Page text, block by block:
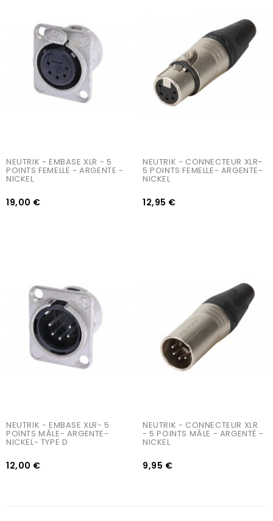
NEUTRIK - EMBASE XLR - 5
POINTS FEMELLE - ARGENTE -
NICKEL
19,00 €
NEUTRIK - CONNECTEUR XLR-
5 POINTS FEMELLE- ARGENTE-
NICKEL
12,95 €
NEUTRIK - EMBASE XLR- 5
POINTS MÂLE- ARGENTE-
NICKEL- TYPE D
12,00 €
NEUTRIK - CONNECTEUR XLR
- 5 POINTS MÂLE - ARGENTÉ -
NICKEL
9,95 €